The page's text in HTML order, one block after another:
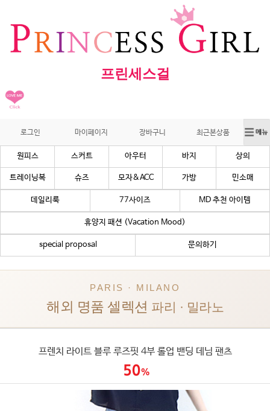
프린세스걸
로그인 마이페이지 장바구니 최근본상품
원피스 스커트 아우터 바지 상의
트레이닝복 슈즈 모자&ACC 가방 민소매
데일리룩 77사이즈 MD 추천 아이템
휴양지 패션 (Vacation Mood)
special proposal 문의하기
PARIS · MILANO
해외 명품 셀렉션 파리 · 밀라노
프렌치 라이트 블루 루즈핏 4부 롤업 밴딩 데님 팬츠